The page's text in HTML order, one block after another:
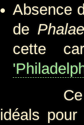
Absence
de
cette
Ce qu'il
idéals